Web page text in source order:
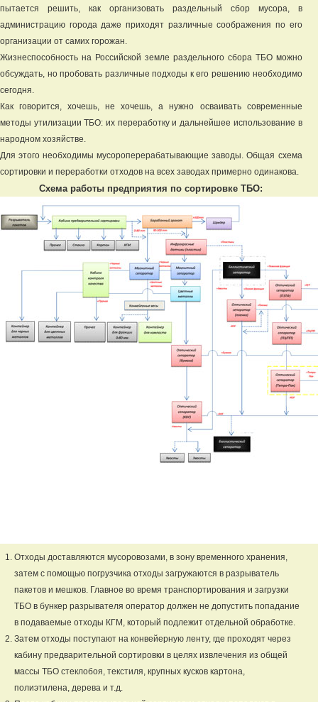
пытается решить, как организовать раздельный сбор мусора, в
администрацию города даже приходят различные соображения по его
организации от самих горожан.
Жизнеспособность на Российской земле раздельного сбора ТБО можно
обсуждать, но пробовать различные подходы к его решению необходимо
сегодня.
Как говорится, хочешь, не хочешь, а нужно осваивать современные
методы утилизации ТБО: их переработку и дальнейшее использование в
народном хозяйстве.
Для этого необходимы мусороперерабатывающие заводы. Общая схема
сортировки и переработки отходов на всех заводах примерно одинакова.
Схема работы предприятия по сортировке ТБО:
Отходы доставляются мусоровозами, в зону временного хранения,
затем с помощью погрузчика отходы загружаются в разрыватель
пакетов и мешков. Главное во время транспортирования и загрузки
ТБО в бункер разрывателя оператор должен не допустить попадание
в подаваемые отходы КГМ, который подлежит отдельной обработке.
Затем отходы поступают на конвейерную ленту, где проходят через
кабину предварительной сортировки в целях извлечения из общей
массы ТБО стеклобоя, текстиля, крупных кусков картона,
полиэтилена, дерева и т.д.